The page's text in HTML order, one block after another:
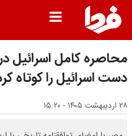
محاصره کامل اسرائیل
دست اسرائیل را کوتاه
۲۸ اردیبهشت ۱۴۰۵ - ۱۵:۲۰